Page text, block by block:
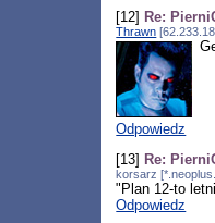
[12] Re:
Thrawn
Odpowiedz
[13] Re:
korsarz
"Plan 12-to
Odpowiedz